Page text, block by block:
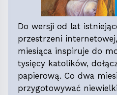
Do wersji od lat
przestrzeni
miesiąca inspiruje do
tysięcy katolików,
papierową. Co dwa
przygotowywać